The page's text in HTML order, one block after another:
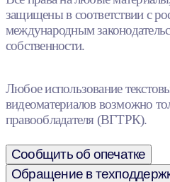
защищены в соответствии с
международным
собственности.
Любое использование
видеоматериалов возможно
правообладателя (ВГТРК).
Сообщить об опечатке
Обращение в